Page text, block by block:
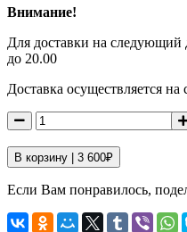
Внимание!
Для доставки на следующий
до 20.00
Доставка осуществляется
В корзину | 3 600₽
Если Вам понравилось,